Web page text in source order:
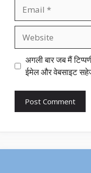
अगली बार जब मैं
ईमेल और वेबसाइट